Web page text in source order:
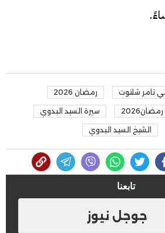
تامر شلتوت رمضان 2026
سيرة السيد البدوي
الشيخ السيد البدوي
تابعنا
جوجل نيوز